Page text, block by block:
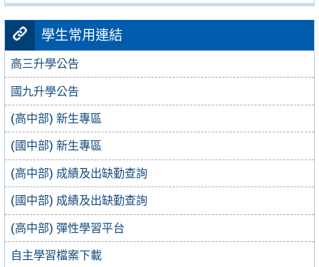
學生常用連結
高三升學公告
國九升學公告
(高中部) 新生專區
(國中部) 新生專區
(高中部) 成績及出缺勤查詢
(國中部) 成績及出缺勤查詢
(高中部) 彈性學習平台
自主學習檔案下載